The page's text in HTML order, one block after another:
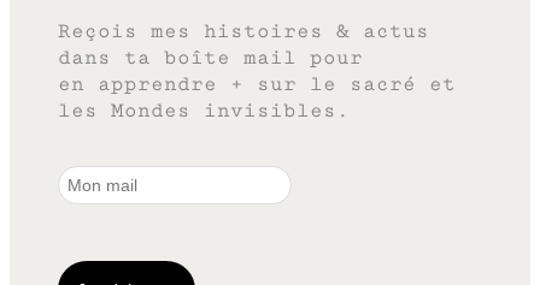
Reçois mes histoires & actus
dans ta boîte mail pour
en apprendre + sur le sacré et
les Mondes invisibles.